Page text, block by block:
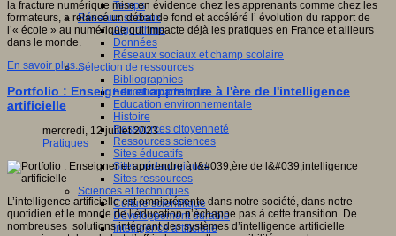
Temps
Réseaux sociaux
Algorithme
Données
Réseaux sociaux et champ scolaire
Sélection de ressources
Bibliographies
Education artistique
Education environnementale
Histoire
Ressources citoyenneté
Ressources sciences
Sites éducatifs
Sites pédagogiques
Sites ressources
Sciences et techniques
Culture scientifique
Développement durable
Intelligence artificielle
la fracture numérique mise en évidence chez les apprenants comme chez les
formateurs, a relancé un débat de fond et accéléré l’ évolution du rapport de
l’« école » au numérique qui impacte déjà les pratiques en France et ailleurs
dans le monde.
En savoir plus...
Portfolio : Enseigner et apprendre à l'ère de l'intelligence
artificielle
mercredi, 12 juillet 2023
Pratiques
L’intelligence artificielle est omniprésente dans notre société, dans notre
quotidien et le monde de l’éducation n’échappe pas à cette transition. De
nombreuses solutions intégrant des systèmes d’intelligence artificielle